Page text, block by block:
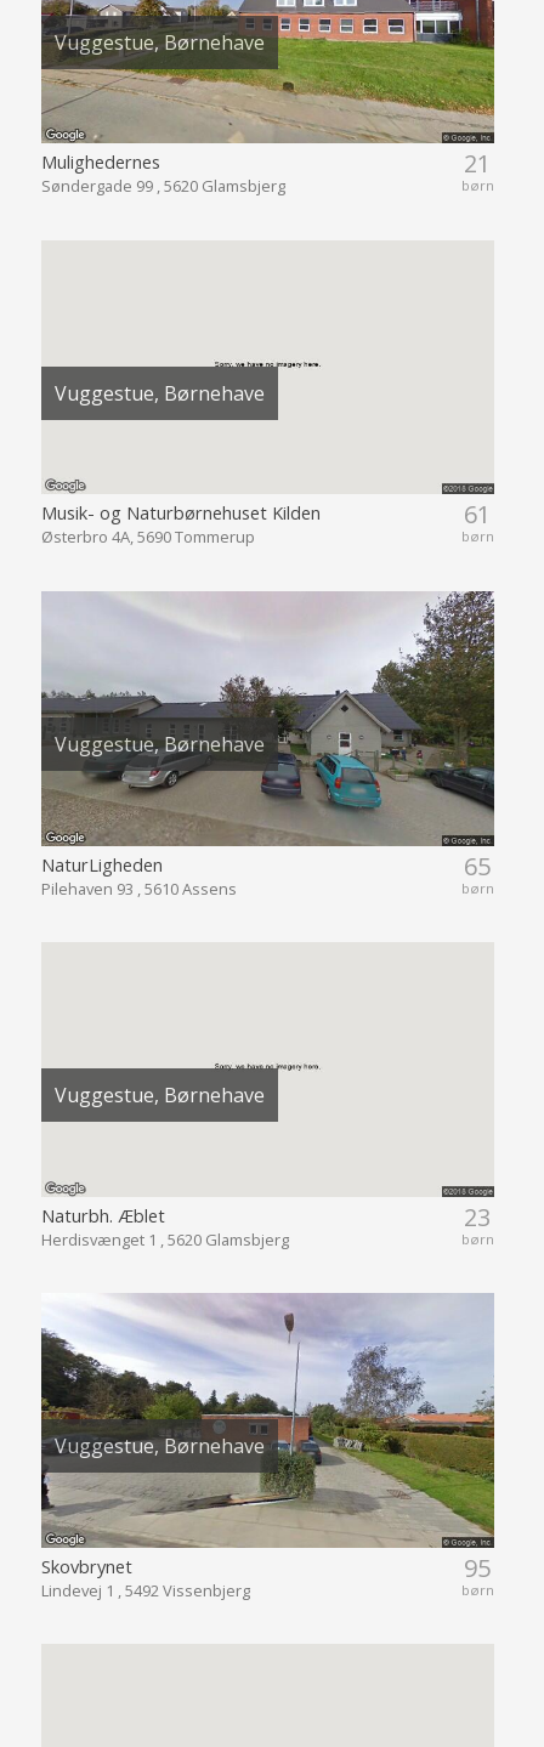
Vuggestue, Børnehave
21
børn
Mulighedernes
Søndergade 99 , 5620 Glamsbjerg
Vuggestue, Børnehave
61
børn
Musik- og Naturbørnehuset Kilden
Østerbro 4A, 5690 Tommerup
Vuggestue, Børnehave
65
børn
NaturLigheden
Pilehaven 93 , 5610 Assens
Vuggestue, Børnehave
23
børn
Naturbh. Æblet
Herdisvænget 1 , 5620 Glamsbjerg
Vuggestue, Børnehave
95
børn
Skovbrynet
Lindevej 1 , 5492 Vissenbjerg